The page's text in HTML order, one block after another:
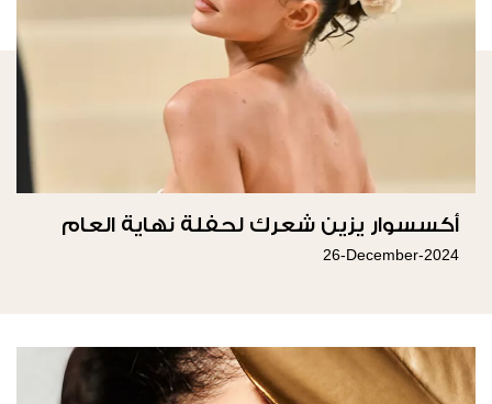
أكسسوار يزين شعرك لحفلة نهاية العام
26-December-2024